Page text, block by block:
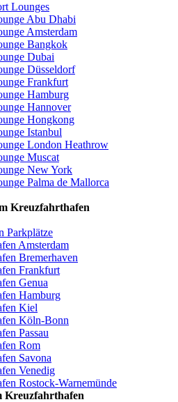
Lounges
Abu Dhabi
Amsterdam
Bangkok
Dubai
Düsseldorf
Frankfurt
Hamburg
Hannover
Hongkong
Istanbul
London Heathrow
Muscat
New York
Palma de Mallorca
Kreuzfahrthafen
Parkplätze
Amsterdam
Bremerhaven
Frankfurt
Genua
Hamburg
Kiel
Köln-Bonn
Passau
Rom
Savona
Venedig
Rostock-Warnemünde
Kreuzfahrthafen